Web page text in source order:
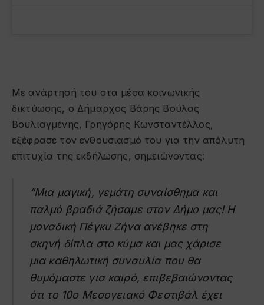
Με ανάρτησή του στα μέσα κοινωνικής
δικτύωσης, ο Δήμαρχος Βάρης Βούλας
Βουλιαγμένης, Γρηγόρης Κωνσταντέλλος,
εξέφρασε τον ενθουσιασμό του για την απόλυτη
επιτυχία της εκδήλωσης, σημειώνοντας:
“Μια μαγική, γεμάτη συναίσθημα και
παλμό βραδιά ζήσαμε στον Δήμο μας! Η
μοναδική Πέγκυ Ζήνα ανέβηκε στη
σκηνή δίπλα στο κύμα και μας χάρισε
μια καθηλωτική συναυλία που θα
θυμόμαστε για καιρό, επιβεβαιώνοντας
ότι το 10ο Μεσογειακό Φεστιβάλ έχει